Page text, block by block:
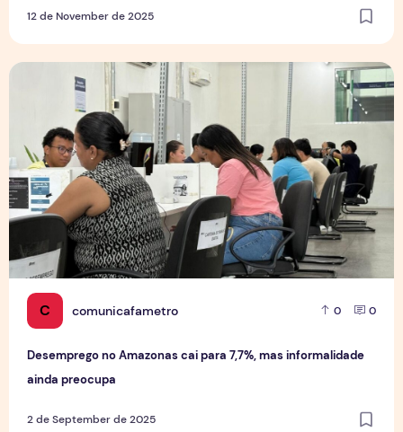
12 de November de 2025
C comunicafametro 0 0
Desemprego no Amazonas cai para 7,7%, mas informalidade
ainda preocupa
2 de September de 2025
Desemprego no Amazonas cai para 7,7%, mas